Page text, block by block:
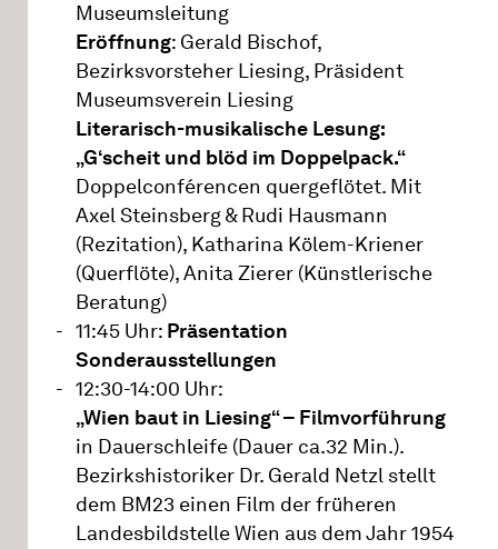
Museumsleitung
Eröffnung: Gerald Bischof,
Bezirksvorsteher Liesing, Präsident
Museumsverein Liesing
Literarisch-musikalische Lesung:
„G‘scheit und blöd im Doppelpack.“
Doppelconférencen quergeflötet. Mit
Axel Steinsberg & Rudi Hausmann
(Rezitation), Katharina Kölem-Kriener
(Querflöte), Anita Zierer (Künstlerische
Beratung)
11:45 Uhr: Präsentation
Sonderausstellungen
12:30-14:00 Uhr:
„Wien baut in Liesing“ – Filmvorführung
in Dauerschleife (Dauer ca.32 Min.).
Bezirkshistoriker Dr. Gerald Netzl stellt
dem BM23 einen Film der früheren
Landesbildstelle Wien aus dem Jahr 1954